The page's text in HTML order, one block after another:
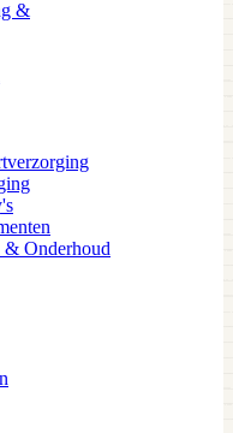
&
& Onderhoud